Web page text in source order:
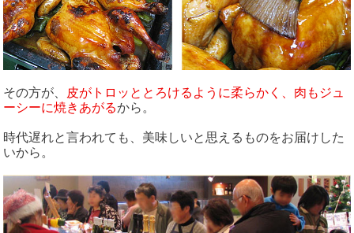
その方が、
皮がトロッととろけるように柔らかく、肉もジュ
ーシーに焼きあがるから。
時代遅れと言われても、美味しいと思えるものをお届けした
いから。